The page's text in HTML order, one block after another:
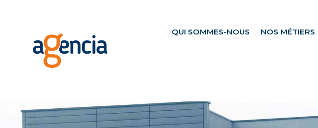
QUI SOMMES-NOUS NOS MÉTIERS